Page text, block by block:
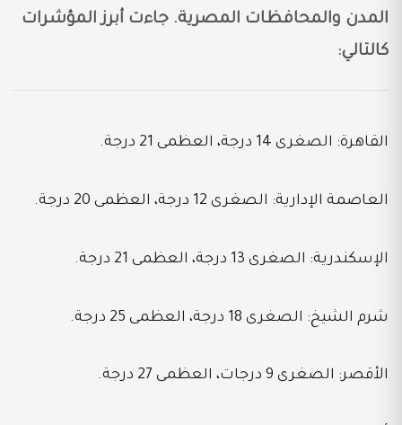
المدن والمحافظات المصرية. جاءت أبرز المؤشرات
كالتالي:
القاهرة: الصغرى 14 درجة، العظمى 21 درجة.
العاصمة الإدارية: الصغرى 12 درجة، العظمى 20 درجة.
الإسكندرية: الصغرى 13 درجة، العظمى 21 درجة.
شرم الشيخ: الصغرى 18 درجة، العظمى 25 درجة.
الأقصر: الصغرى 9 درجات، العظمى 27 درجة.